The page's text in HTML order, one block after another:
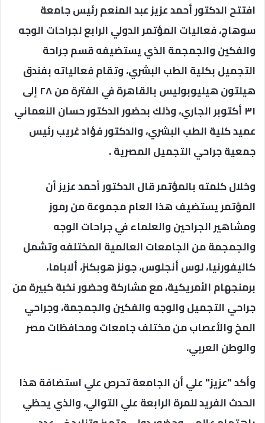
افتتح الدكتور أحمد عزيز عبد المنعم رئيس جامعة
سوهاج، فعاليات المؤتمر الدولي الرابع لجراحات الوجه
والفكين والجمجمة الذي يستضيفه قسم جراحة
التجميل بكلية الطب البشري، وتقام فعالياته بفندق
هيلتون هيليوبوليس بالقاهرة في الفترة من ٢٨ إلى
٣١ أكتوبر الجاري، وذلك بحضور الدكتور حسان النعماني
عميد كلية الطب البشري، والدكتور فؤاد غريب رئيس
جمعية جراحي التجميل المصرية .
وخلال كلمته بالمؤتمر قال الدكتور أحمد عزيز أن
المؤتمر يستضيف هذا العام مجموعة من رموز
ومشاهير الجراحين والعلماء في جراحات الوجه
والجمجمة من الجامعات العالمية المختلفه وتشمل
كاليفورنيا، لوس أنجلوس، جونز هوبكنز، ألاباما،
برمنجهام الأمريكية، مع مشاركة وحضور نخبة كبيرة من
جراحي التجميل والوجه والفكين والجمجمة، وجراحي
المخ والأعصاب من مختلف جامعات ومحافظات مصر
والوطن العربي.
وأكد "عزيز" علي أن الجامعة تحرص علي استضافة هذا
الحدث الفريد للمرة الرابعة علي التوالي، والذي يحظي